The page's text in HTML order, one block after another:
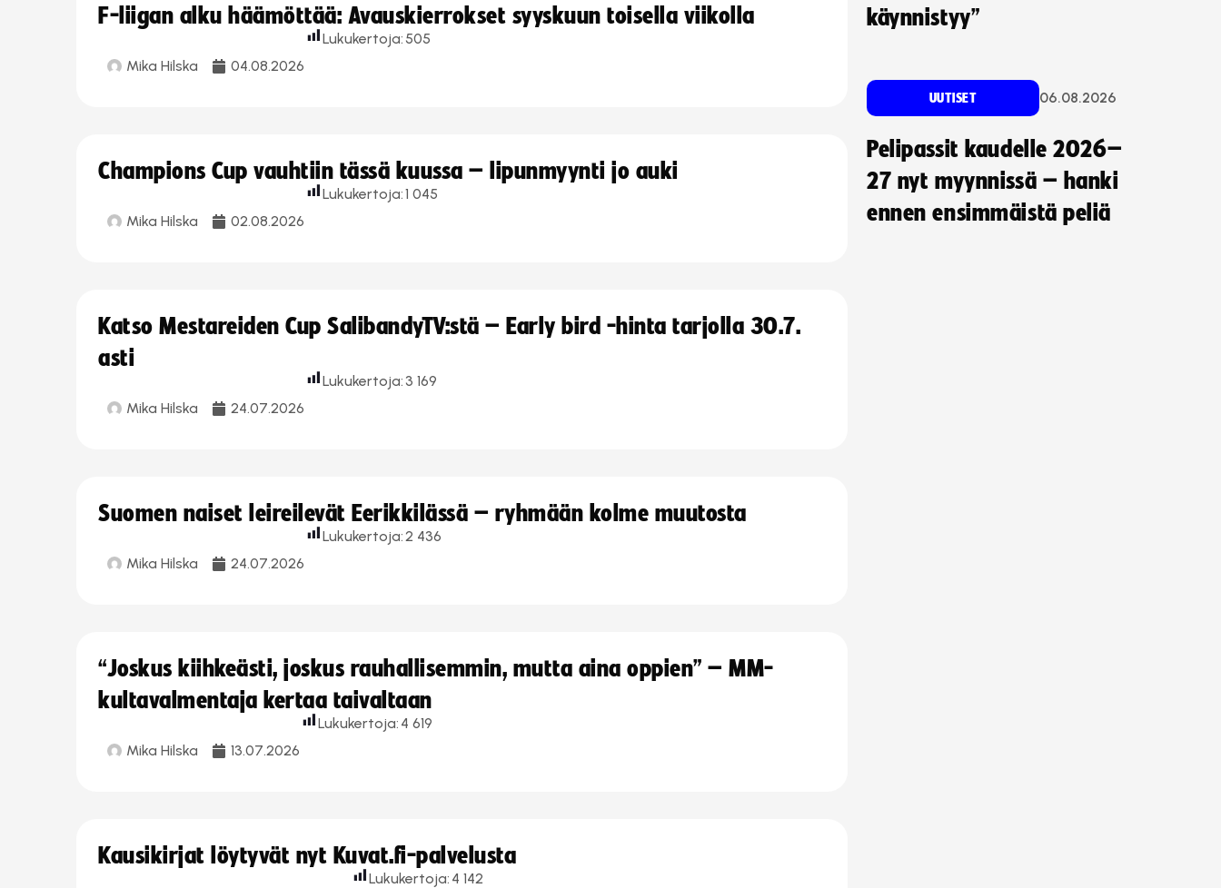
F-liigan alku häämöttää: Avauskierrokset syyskuun toisella viikolla
Mika Hilska 04.08.2026
Lukukertoja: 505
Champions Cup vauhtiin tässä kuussa – lipunmyynti jo auki
Mika Hilska 02.08.2026
Lukukertoja:1 045
Katso Mestareiden Cup SalibandyTV:stä – Early bird -hinta tarjolla 30.7.
asti
Mika Hilska 24.07.2026
Lukukertoja: 3 169
Suomen naiset leireilevät Eerikkilässä – ryhmään kolme muutosta
Mika Hilska 24.07.2026
Lukukertoja:2 436
“Joskus kiihkeästi, joskus rauhallisemmin, mutta aina oppien” – MM-
kultavalmentaja kertaa taivaltaan
Mika Hilska 13.07.2026
Lukukertoja: 4 619
Kausikirjat löytyvät nyt Kuvat.fi-palvelusta
Lukukertoja: 4 142
käynnistyy”
UUTISET 06.08.2026
Pelipassit kaudelle 2026–
27 nyt myynnissä – hanki
ennen ensimmäistä peliä